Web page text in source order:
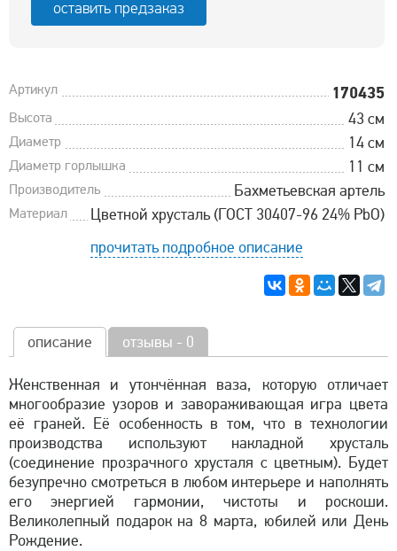
оставить предзаказ
Артикул 170435
Высота 43 см
Диаметр 14 см
Диаметр горлышка 11 см
Производитель Бахметьевская артель
Материал
Цветной хрусталь (ГОСТ 30407-96 24% PbO)
прочитать подробное описание
описание отзывы - 0
Женственная и утончённая ваза, которую отличает
многообразие узоров и завораживающая игра цвета
её граней. Её особенность в том, что в технологии
производства используют накладной хрусталь
(соединение прозрачного хрусталя с цветным). Будет
безупречно смотреться в любом интерьере и наполнять
его энергией гармонии, чистоты и роскоши.
Великолепный подарок на 8 марта, юбилей или День
Рождение.